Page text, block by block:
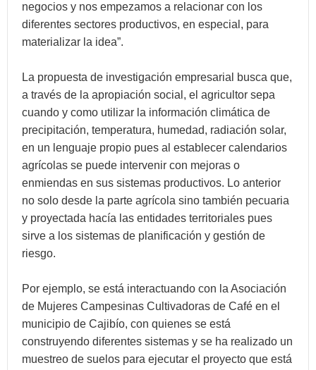
negocios y nos empezamos a relacionar con los
diferentes sectores productivos, en especial, para
materializar la idea”.
La propuesta de investigación empresarial busca que,
a través de la apropiación social, el agricultor sepa
cuando y como utilizar la información climática de
precipitación, temperatura, humedad, radiación solar,
en un lenguaje propio pues al establecer calendarios
agrícolas se puede intervenir con mejoras o
enmiendas en sus sistemas productivos. Lo anterior
no solo desde la parte agrícola sino también pecuaria
y proyectada hacía las entidades territoriales pues
sirve a los sistemas de planificación y gestión de
riesgo.
Por ejemplo, se está interactuando con la Asociación
de Mujeres Campesinas Cultivadoras de Café en el
municipio de Cajibío, con quienes se está
construyendo diferentes sistemas y se ha realizado un
muestreo de suelos para ejecutar el proyecto que está